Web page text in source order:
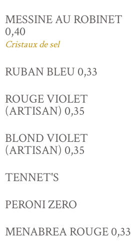
MESSINE AU ROBINET
0,40
Cristaux de sel
RUBAN BLEU 0,33
ROUGE VIOLET
(ARTISAN) 0,35
BLOND VIOLET
(ARTISAN) 0,35
TENNET'S
PERONI ZERO
MENABREA ROUGE 0,33